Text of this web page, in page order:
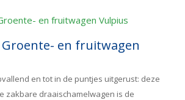
Groente- en fruitwagen
en tot in de puntjes uitgerust: deze
zakbare draaischamelwagen is de